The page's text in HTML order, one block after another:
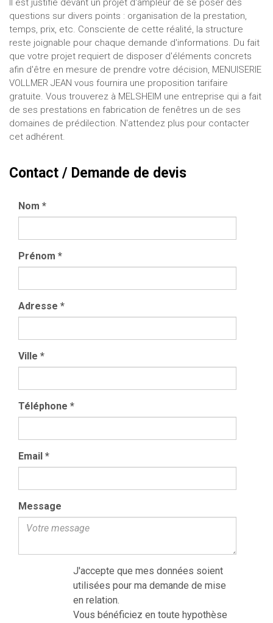
Il est justifié devant un projet d'ampleur de se poser des
questions sur divers points : organisation de la prestation,
temps, prix, etc. Consciente de cette réalité, la structure
reste joignable pour chaque demande d'informations. Du fait
que votre projet requiert de disposer d'éléments concrets
afin d'être en mesure de prendre votre décision, MENUISERIE
VOLLMER JEAN vous fournira une proposition tarifaire
gratuite. Vous trouverez à MELSHEIM une entreprise qui a fait
de ses prestations en fabrication de fenêtres un de ses
domaines de prédilection. N'attendez plus pour contacter
cet adhérent.
Contact / Demande de devis
Nom *
Prénom *
Adresse *
Ville *
Téléphone *
Email *
Message
J'accepte que mes données soient
utilisées pour ma demande de mise
en relation.
Vous bénéficiez en toute hypothèse